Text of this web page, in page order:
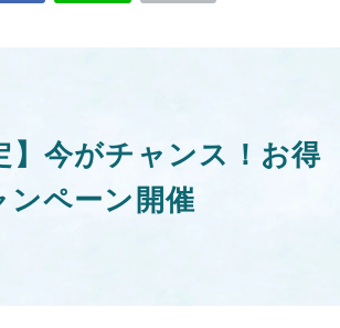
】今がチャンス！お得
ンペーン開催